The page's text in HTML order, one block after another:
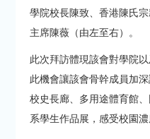
學院校長陳致、香港陳氏
主席陳薇（由左至右）。
此次拜訪體現該會對學院
此機會讓該會骨幹成員加
校史長廊、多用途體育館
系學生作品展，感受校園濃